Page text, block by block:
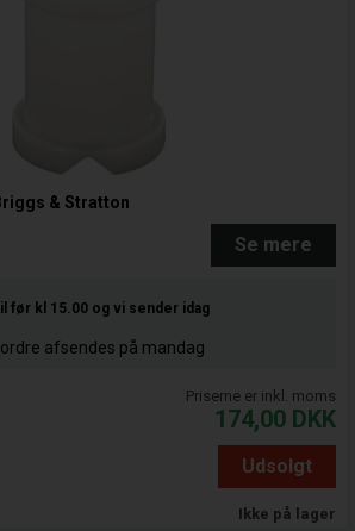
& Stratton
Se mere
før kl 15.00 og vi sender idag
ordre afsendes på mandag
Priserne er inkl. moms
174,00 DKK
Udsolgt
Ikke på lager